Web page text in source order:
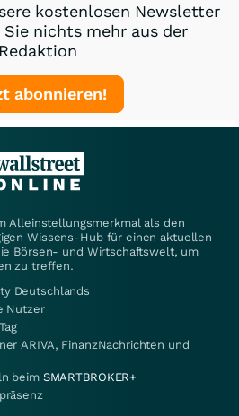
kostenlosen Newsletter
Sie nichts mehr aus der
Redaktion
abonnieren!
Alleinstellungsmerkmal als den
Wissens-Hub für einen aktuellen
Börsen- und Wirtschaftswelt, um
zu treffen.
Deutschlands
Nutzer
ARIVA, FinanzNachrichten und
beim SMARTBROKER+